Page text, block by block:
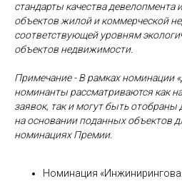
стандарты качества девелопмента
объектов жилой и коммерческой
соответствующей уровням
объектов недвижимости.
Примечание - В рамках номинации
номинанты рассматриваются как
заявок, так и могут быть отобраны
на основании поданных объектов
номинациях Премии.
Номинация